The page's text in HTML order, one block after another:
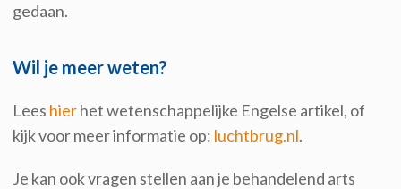
gedaan.
Wil je meer weten?
Lees hierhetwetenschappelijke Engelse artikel, of
kijk voor meer informatie op: luchtbrug.nl.
Je kan ook vragen stellen aan je behandelend arts